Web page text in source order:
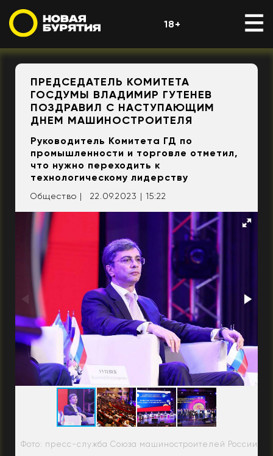
18+
ПРЕДСЕДАТЕЛЬ КОМИТЕТА
ГОСДУМЫ ВЛАДИМИР ГУТЕНЕВ
ПОЗДРАВИЛ С НАСТУПАЮЩИМ
ДНЕМ МАШИНОСТРОИТЕЛЯ
Руководитель Комитета ГД по
промышленности и торговле отметил,
что нужно переходить к
технологическому лидерству
Общество | 22.09.2023 | 15:22
Фото: пресс-служба Союза машиностроителей России